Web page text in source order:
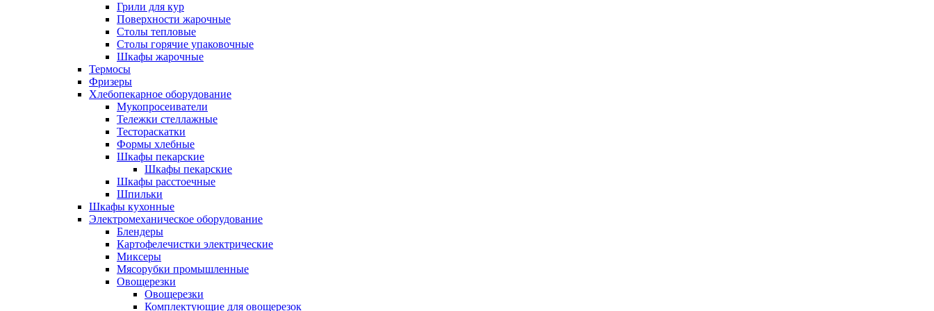
Грили для кур
Поверхности жарочные
Столы тепловые
Столы горячие упаковочные
Шкафы жарочные
Термосы
Фризеры
Хлебопекарное оборудование
Мукопросеиватели
Тележки стеллажные
Тестораскатки
Формы хлебные
Шкафы пекарские
Шкафы пекарские
Шкафы расстоечные
Шпильки
Шкафы кухонные
Электромеханическое оборудование
Блендеры
Картофелечистки электрические
Миксеры
Мясорубки промышленные
Овощерезки
Овощерезки
Комплектующие для овощерезок